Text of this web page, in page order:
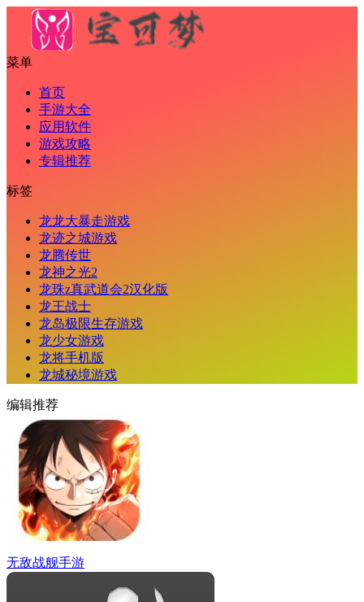
菜单
首页
手游大全
应用软件
游戏攻略
专辑推荐
标签
龙龙大暴走游戏
龙迹之城游戏
龙腾传世
龙神之光2
龙珠z真武道会2汉化版
龙王战士
龙岛极限生存游戏
龙少女游戏
龙将手机版
龙城秘境游戏
编辑推荐
无敌战舰手游